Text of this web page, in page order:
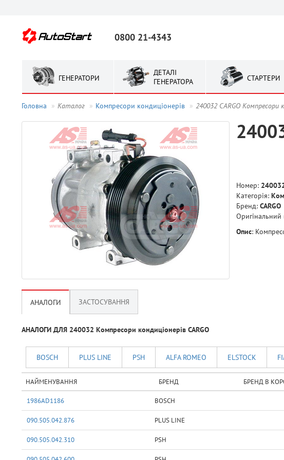
0800 21-4343
ГЕНЕРАТОРИ
ДЕТАЛІ
ГЕНЕРАТОРА
СТАРТЕРИ
Головна Каталог Компресори кондиціонерів 240032 CARGO Компресори
Номер:
Категорія:
Бренд: CARGO
Опис:
АНАЛОГИ ЗАСТОСУВАННЯ
АНАЛОГИ ДЛЯ 240032 Компресори кондиціонерів CARGO
BOSCH PLUS LINE PSH ALFA ROMEO ELSTOCK
НАЙМЕНУВАННЯ БРЕНД БРЕНД В
1986AD1186 BOSCH
090.505.042.876 PLUS LINE
090.505.042.310 PSH